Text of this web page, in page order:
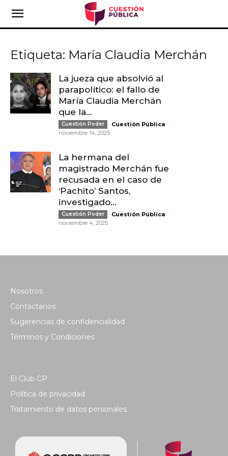
Etiqueta: María Claudia Merchán
La jueza que absolvió al
parapolítico: el fallo de
María Claudia Merchán
que la...
Cuestión Poder Cuestión Pública -
noviembre 14, 2025
La hermana del
magistrado Merchán fue
recusada en el caso de
‘Pachito’ Santos,
investigado...
Cuestión Poder Cuestión Pública -
noviembre 4, 2025
Nosotros
Contáctanos
Sugerencias de confidencialidad
Términos y Condiciones
El Club CP
Política de privacidad
Tratamiento de datos personales